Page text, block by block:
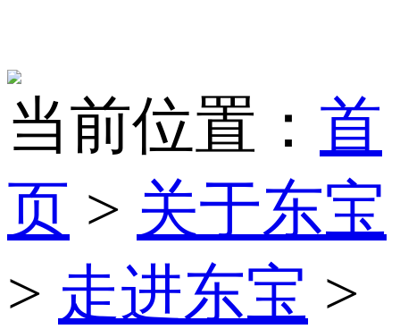
当前位置： 首
页 > 关于东宝
> 走进东宝 >